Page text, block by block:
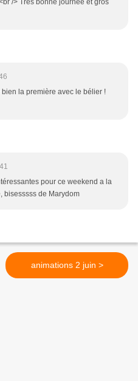
/> Très bonne journée et gros
la première avec le bélier !
pour ce weekend a la
bisesssss de Marydom
animations 2 juin >